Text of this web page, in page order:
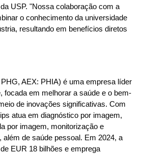
USP. "Nossa colaboração com a
o conhecimento da universidade
resultando em benefícios diretos
AEX: PHIA) é uma empresa líder
focada em melhorar a saúde e o bem-
de inovações significativas. Com
atua em diagnóstico por imagem,
por imagem, monitorização e
além de saúde pessoal. Em 2024, a
EUR 18 bilhões e emprega